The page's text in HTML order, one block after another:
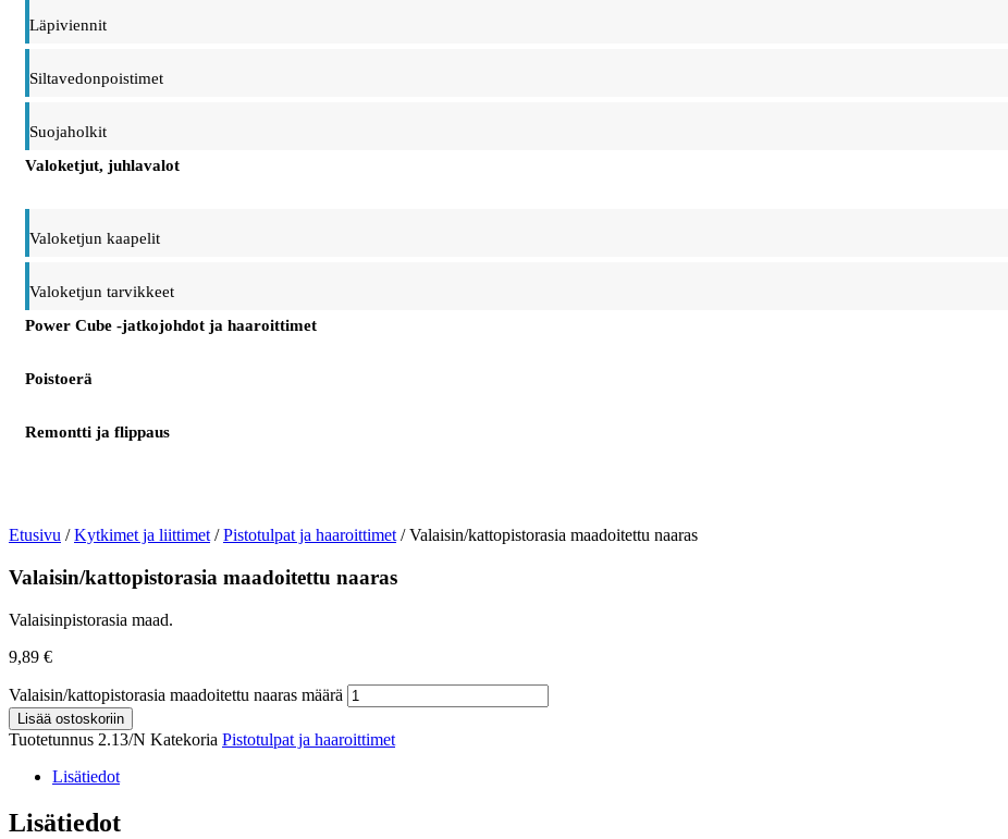
Läpiviennit
Siltavedonpoistimet
Suojaholkit
Valoketjut, juhlavalot
Valoketjun kaapelit
Valoketjun tarvikkeet
Power Cube -jatkojohdot ja haaroittimet
Poistoerä
Remontti ja flippaus
Etusivu /Kytkimet ja liittimet /Pistotulpat ja haaroittimet / Valaisin/kattopistorasia maadoitettu naaras
Valaisin/kattopistorasia maadoitettu naaras
Valaisinpistorasia maad.
9,89 €
Valaisin/kattopistorasia maadoitettu naaras määrä
Lisää ostoskoriin
Tuotetunnus 2.13/N Katekoria Pistotulpat ja haaroittimet
Lisätiedot
Lisätiedot